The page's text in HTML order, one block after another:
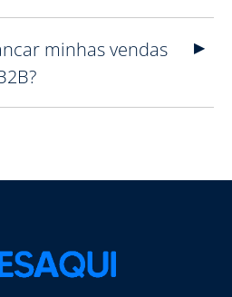
minhas vendas